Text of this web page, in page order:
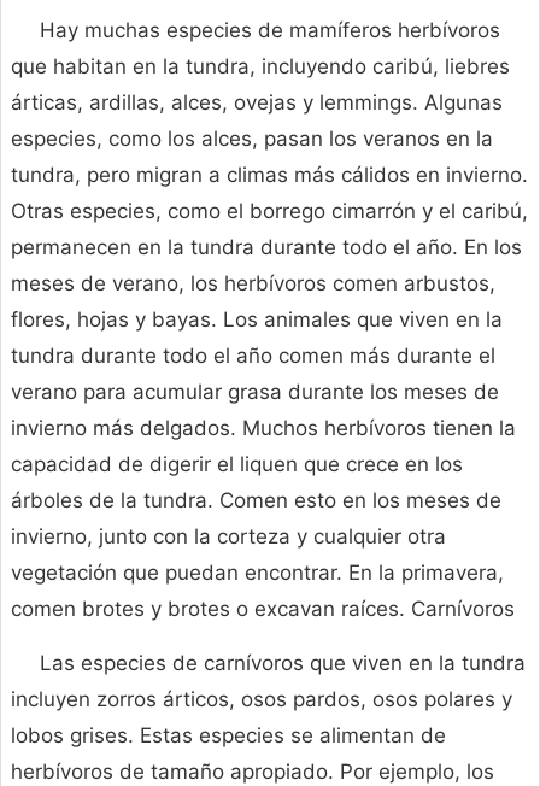
Hay muchas especies de mamíferos herbívoros
que habitan en la tundra, incluyendo caribú, liebres
árticas, ardillas, alces, ovejas y lemmings. Algunas
especies, como los alces, pasan los veranos en la
tundra, pero migran a climas más cálidos en invierno.
Otras especies, como el borrego cimarrón y el caribú,
permanecen en la tundra durante todo el año. En los
meses de verano, los herbívoros comen arbustos,
flores, hojas y bayas. Los animales que viven en la
tundra durante todo el año comen más durante el
verano para acumular grasa durante los meses de
invierno más delgados. Muchos herbívoros tienen la
capacidad de digerir el liquen que crece en los
árboles de la tundra. Comen esto en los meses de
invierno, junto con la corteza y cualquier otra
vegetación que puedan encontrar. En la primavera,
comen brotes y brotes o excavan raíces. Carnívoros
Las especies de carnívoros que viven en la tundra
incluyen zorros árticos, osos pardos, osos polares y
lobos grises. Estas especies se alimentan de
herbívoros de tamaño apropiado. Por ejemplo, los